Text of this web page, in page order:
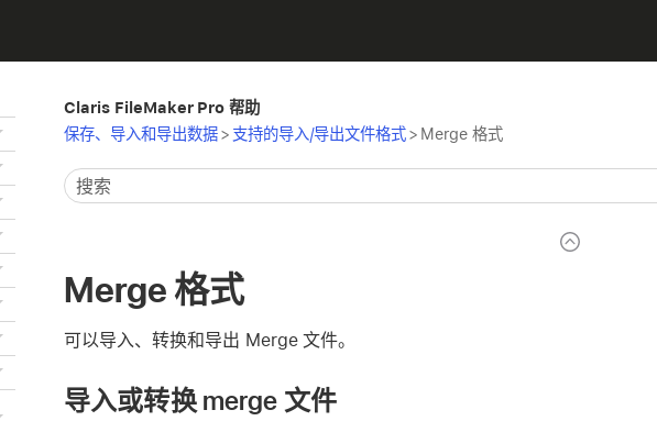
Claris FileMaker Pro 帮助
保存、导入和导出数据> 支持的导入/导出文件格式> Merge 格式
Merge 格式
可以导入、转换和导出 Merge 文件。
导入或转换 merge 文件